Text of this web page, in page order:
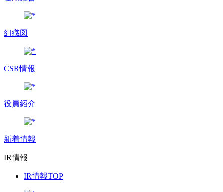
組織図
CSR情報
役員紹介
新着情報
IR情報
IR情報TOP